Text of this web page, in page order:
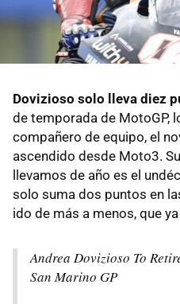
Dovizioso solo lleva diez
de temporada de MotoGP,
compañero de equipo, el
ascendido desde Moto3.
llevamos de año es el
solo suma dos puntos en
ido de más a menos, que
Andrea Dovizioso To
San Marino GP